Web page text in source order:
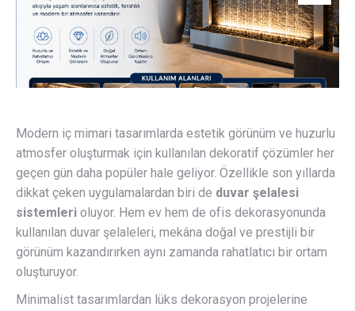
Modern iç mimari tasarımlarda estetik görünüm ve huzurlu
atmosfer oluşturmak için kullanılan dekoratif çözümler her
geçen gün daha popüler hale geliyor. Özellikle son yıllarda
dikkat çeken uygulamalardan biri de duvar şelalesi
sistemleri oluyor. Hem ev hem de ofis dekorasyonunda
kullanılan duvar şelaleleri, mekâna doğal ve prestijli bir
görünüm kazandırırken aynı zamanda rahatlatıcı bir ortam
oluşturuyor.
Minimalist tasarımlardan lüks dekorasyon projelerine